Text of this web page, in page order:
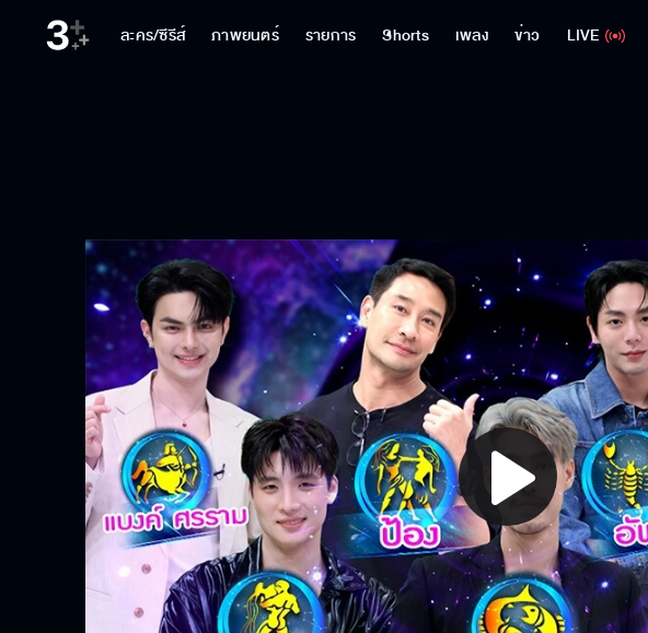
ละคร/ซีรีส์ ภาพยนตร์ รายการ Shorts เพลง ข่าว LIVE
Play
Video